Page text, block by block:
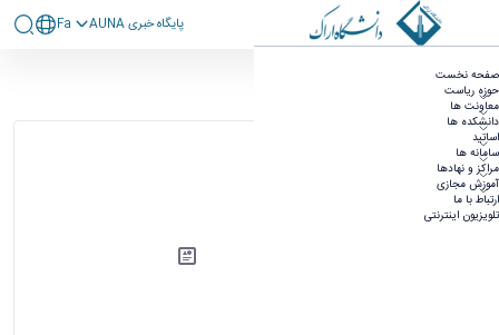
صفحه نخست
حوزه ریاست
معاونت ها
دانشکده ها
اساتید
سامانه ها
مراکز و نهادها
آموزش مجازی
ارتباط با ما
تلویزیون اینترنتی
پايگاه خبری AUNA Fa
آرشیو اطلاعیه ها
مرتب‌سازی بر
اساس